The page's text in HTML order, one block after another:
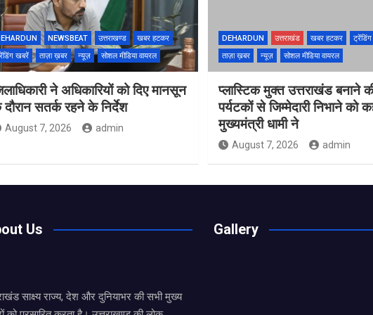
NEWSBEAT उत्तराखण्ड
खबर हटकर
खबरें
ताज़ा ख़बर न्यूज़ सोशल मीडिया वायरल
ने अधिकारियों को दिए मानसून
सतर्क रहने के निर्देश
August 7, 2026 admin
DEHARDUN उत्तराखंड खबर हटकर
ताज़ा ख़बर
न्यूज़ सोशल मीडिया वायरल
प्लास्टिक मुक्त उत्तराखंड बनाने
पर्यटकों से जिम्मेदारी निभाने को
मुख्यमंत्री धामी ने
August 7, 2026 admin
Us
साक्ष्य राज्य, देश और दुनियाभर की सभी मुख्य
Gallery